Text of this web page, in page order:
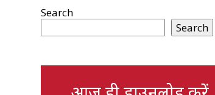
Search
Search